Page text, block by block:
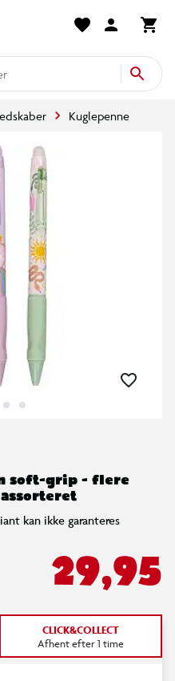
Kuglepenne
soft-grip - flere
kan ikke garanteres
29,95
CLICK&COLLECT
Afhent efter 1 time